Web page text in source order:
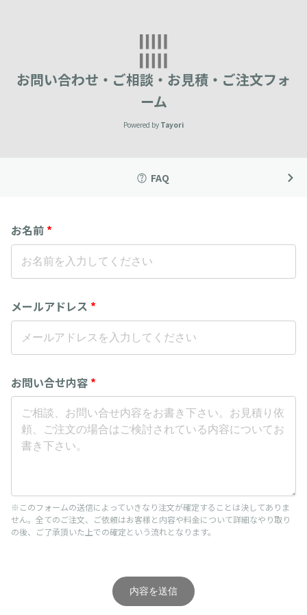
お問い合わせ・ご相談・お見積・ご注文フォ
ーム
Powered by Tayori
FAQ
お名前 *
メールアドレス *
お問い合せ内容 *
※このフォームの送信によっていきなり注文が確定することは決してありま
せん。全てのご注文、ご依頼はお客様と内容や料金について詳細なやり取り
の後、ご了承頂いた上での確定という流れとなります。
内容を送信